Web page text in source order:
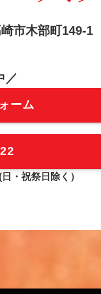
市木部町149-1
／
ーム
日・祝祭日除く）